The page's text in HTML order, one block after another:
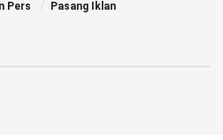
Pers
Pasang Iklan